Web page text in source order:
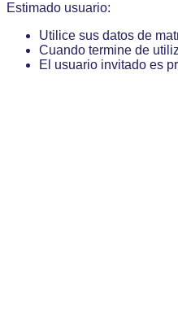
Estimado usuario:
Utilice sus datos de
Cuando termine de
El usuario invitado es